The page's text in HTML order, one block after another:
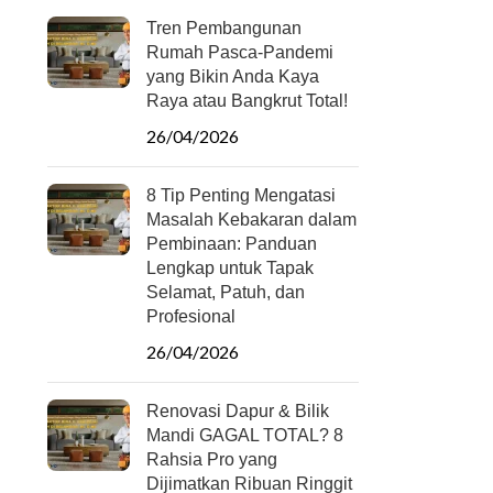
Tren Pembangunan
Rumah Pasca-Pandemi
yang Bikin Anda Kaya
Raya atau Bangkrut Total!
26/04/2026
8 Tip Penting Mengatasi
Masalah Kebakaran dalam
Pembinaan: Panduan
Lengkap untuk Tapak
Selamat, Patuh, dan
Profesional
26/04/2026
Renovasi Dapur & Bilik
Mandi GAGAL TOTAL? 8
Rahsia Pro yang
Dijimatkan Ribuan Ringgit